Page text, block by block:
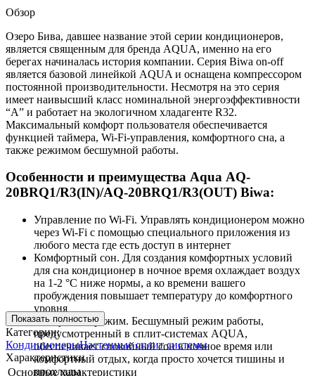
Обзор
Озеро Бива, давшее название этой серии кондиционеров,
является священным для бренда AQUA, именно на его
берегах начиналась история компании. Серия Biwa on-off
является базовой линейкой AQUA и оснащена компрессором
постоянной производительности. Несмотря на это серия
имеет наивысший класс номинальной энергоэффективности
“А” и работает на экологичном хладагенте R32.
Максимальный комфорт пользователя обеспечивается
функцией таймера, Wi-Fi-управления, комфортного сна, а
также режимом бесшумной работы.
Особенности и преимущества Aqua AQ-
20BRQ1/R3(IN)/AQ-20BRQ1/R3(OUT) Biwa:
Управление по Wi-Fi. Управлять кондиционером можно
через Wi-Fi с помощью специального приложения из
любого места где есть доступ в интернет
Комфортный сон. Для создания комфортных условий
для сна кондиционер в ночное время охлаждает воздух
на 1-2 °С ниже нормы, а ко времени вашего
пробуждения повышает температуру до комфортного
уровня
Бесшумный режим. Бесшумный режим работы,
предусмотренный в сплит-системах AQUA,
обеспечивает спокойный сон в ночное время или
комфортный отдых, когда просто хочется тишины и
прохлады
Показать полностью
Категории:
КондиционерыНастенные сплит системы
Характеристики
Основные характеристики